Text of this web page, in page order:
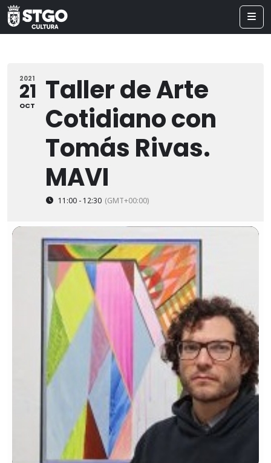
2021
21
OCT
Taller de Arte
Cotidiano con
Tomás Rivas.
MAVI
11:00 - 12:30 (GMT+00:00)